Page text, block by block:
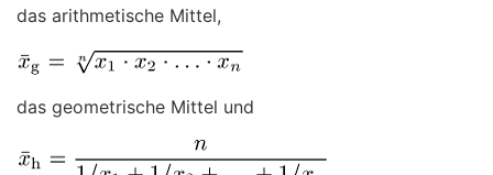
das arithmetische Mittel,
das geometrische Mittel und